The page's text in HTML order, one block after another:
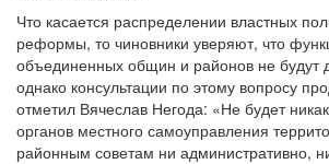
Что касается распределении властных
реформы, то чиновники уверяют, что
объединенных общин и районов не будут
однако консультации по этому вопросу
отметил Вячеслав Негода: «Не будет
органов местного самоуправления
районным советам ни административно,